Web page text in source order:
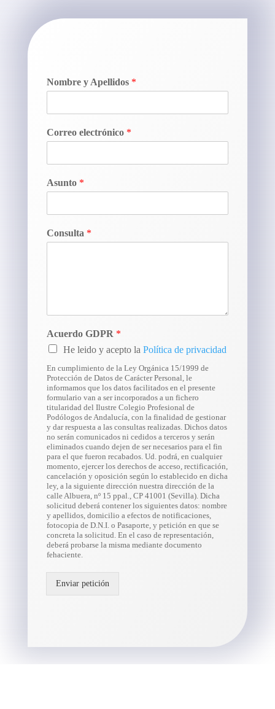
Nombre y Apellidos *
Correo electrónico *
Asunto *
Consulta *
Acuerdo GDPR *
He leido y acepto la Política de privacidad
En cumplimiento de la Ley Orgánica 15/1999 de
Protección de Datos de Carácter Personal, le
informamos que los datos facilitados en el presente
formulario van a ser incorporados a un fichero
titularidad del Ilustre Colegio Profesional de
Podólogos de Andalucía, con la finalidad de gestionar
y dar respuesta a las consultas realizadas. Dichos datos
no serán comunicados ni cedidos a terceros y serán
eliminados cuando dejen de ser necesarios para el fin
para el que fueron recabados. Ud. podrá, en cualquier
momento, ejercer los derechos de acceso, rectificación,
cancelación y oposición según lo establecido en dicha
ley, a la siguiente dirección nuestra dirección de la
calle Albuera, nº 15 ppal., CP 41001 (Sevilla). Dicha
solicitud deberá contener los siguientes datos: nombre
y apellidos, domicilio a efectos de notificaciones,
fotocopia de D.N.I. o Pasaporte, y petición en que se
concreta la solicitud. En el caso de representación,
deberá probarse la misma mediante documento
fehaciente.
Enviar petición